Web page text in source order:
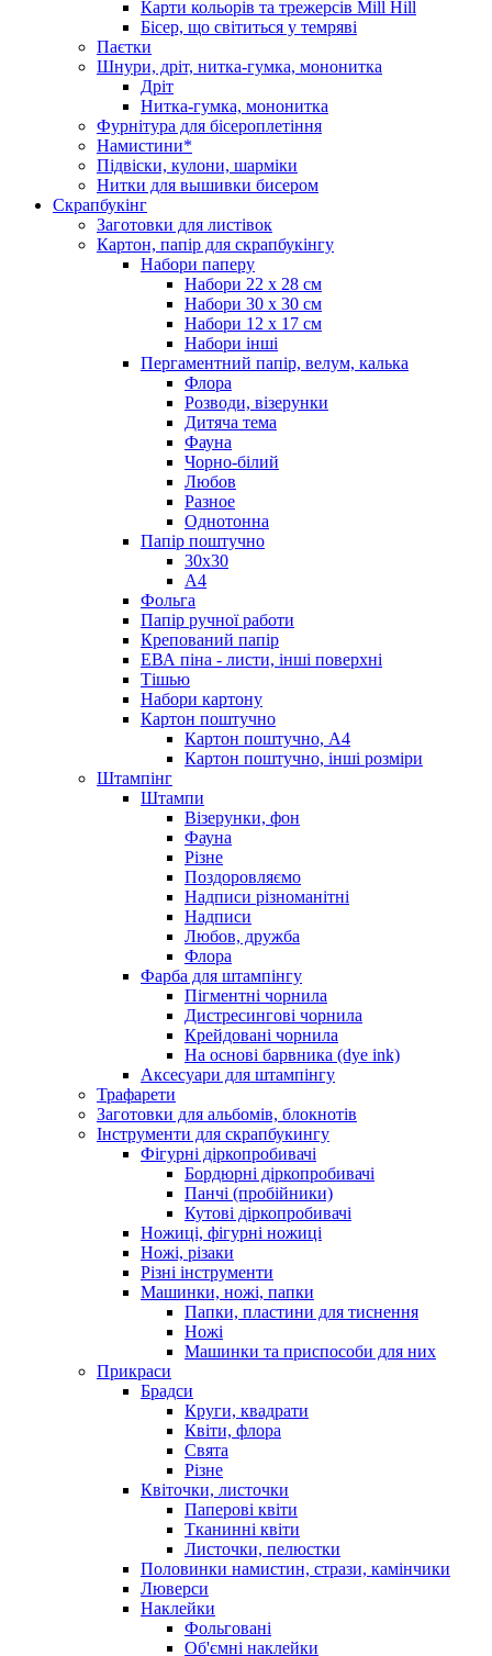
Карти кольорів та трежерсів Mill Hill
Бісер, що світиться у темряві
Паєтки
Шнури, дріт, нитка-гумка, мононитка
Дріт
Нитка-гумка, мононитка
Фурнітура для бісероплетіння
Намистини*
Підвіски, кулони, шарміки
Нитки для вышивки бисером
Скрапбукінг
Заготовки для листівок
Картон, папір для скрапбукінгу
Набори паперу
Набори 22 х 28 см
Набори 30 х 30 см
Набори 12 х 17 см
Набори інші
Пергаментний папір, велум, калька
Флора
Розводи, візерунки
Дитяча тема
Фауна
Чорно-білий
Любов
Разное
Однотонна
Папір поштучно
30х30
А4
Фольга
Папір ручної работи
Крепований папір
ЕВА піна - листи, інші поверхні
Тішью
Набори картону
Картон поштучно
Картон поштучно, А4
Картон поштучно, інші розміри
Штампінг
Штампи
Візерунки, фон
Фауна
Різне
Поздоровляємо
Надписи різноманітні
Надписи
Любов, дружба
Флора
Фарба для штампінгу
Пігментні чорнила
Дистресингові чорнила
Крейдовані чорнила
На основі барвника (dye ink)
Аксесуари для штампінгу
Трафарети
Заготовки для альбомів, блокнотів
Інструменти для скрапбукингу
Фігурні діркопробивачі
Бордюрні діркопробивачі
Панчі (пробійники)
Кутові діркопробивачі
Ножиці, фігурні ножиці
Ножі, різаки
Різні інструменти
Машинки, ножі, папки
Папки, пластини для тиснення
Ножі
Машинки та приспособи для них
Прикраси
Брадси
Круги, квадрати
Квіти, флора
Свята
Різне
Квіточки, листочки
Паперові квіти
Тканинні квіти
Листочки, пелюстки
Половинки намистин, стрази, камінчики
Люверси
Наклейки
Фольговані
Об'ємні наклейки